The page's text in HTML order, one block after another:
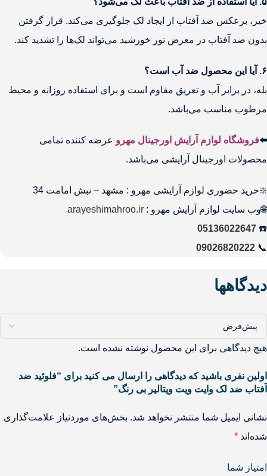
خیر، برعکس ضد آفتاب از ایجاد لک جلوگیری می‌کند. قرار گرفتن
بدون ضد آفتاب در معرض نور خورشید می‌تواند لک‌ها را تشدید کند.
۶. آیا این محصول ضد آب است؟
بله، در برابر آب و تعریق مقاوم است و برای استفاده روزانه و محیط‌
مرطوب مناسب می‌باشد.
⬅️فروشگاه لوازم آرایش اورجینال مهرو عرضه کننده تمامی
محصولات اورجینال آرایشی می‌باشد.
❇️خرید حضوری لوازم آرایشی مهرو : مشهد – نبش امامت 34
🌐وب سایت لوازم آرایش مهرو : arayeshimahroo.ir
☎️
05136022647
📞
09026820222
دیدگاهها
هیچ دیدگاهی برای این محصول نوشته نشده است.
اولین نفری باشید که دیدگاهی را ارسال می کنید برای “فلوئید ضد
آفتاب ضد لک وایت ویت ویتالیر بی رنگ”
نشانی ایمیل شما منتشر نخواهد شد. بخش‌های موردنیاز علامت‌گذاری
شده‌اند *
امتیاز شما